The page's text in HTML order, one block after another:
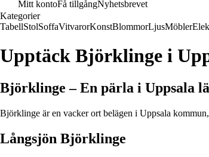
Mitt kontoFå tillgångNyhetsbrevet
Kategorier
TabellStolSoffaVitvarorKonstBlommorLjusMöbler
Upptäck Björklinge i
Björklinge – En pärla i Uppsala
Björklinge är en vacker ort belägen i Uppsala
Långsjön Björklinge